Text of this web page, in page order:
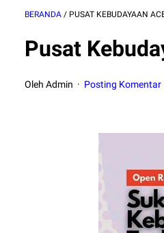
BERANDA / PUSAT KEBUDAYAAN
Pusat
Oleh Admin Posting Komentar